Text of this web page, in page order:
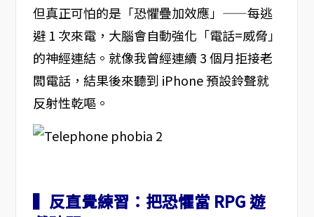
但真正可怕的是「恐懼疊加效應」——每逃
避 1 次來電，大腦會自動強化「電話=威脅」
的神經連結。就像我曾經連續 3 個月拒接老
闆電話，結果後來聽到 iPhone 預設鈴聲就
反射性乾嘔。
▍反直覺練習：把恐懼當 RPG 遊